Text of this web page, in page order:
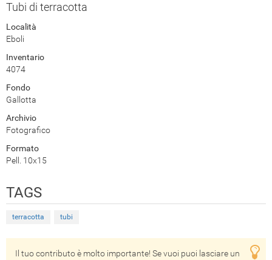
Tubi di terracotta
Località
Eboli
Inventario
4074
Fondo
Gallotta
Archivio
Fotografico
Formato
Pell. 10x15
TAGS
terracotta tubi
Il tuo contributo è molto importante! Se vuoi puoi lasciare un